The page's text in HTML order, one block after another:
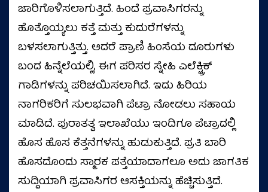
ಜಾರಿಗೊಳಿಸಲಾಗುತ್ತಿದೆ. ಹಿಂದೆ ಪ್ರವಾಸಿಗರನ್ನು
ಹೊತ್ತೊಯ್ಯಲು ಕತ್ತೆ ಮತ್ತು ಕುದುರೆಗಳನ್ನು
ಬಳಸಲಾಗುತ್ತಿತ್ತು. ಆದರೆ ಪ್ರಾಣಿ ಹಿಂಸೆಯ ದೂರುಗಳು
ಬಂದ ಹಿನ್ನೆಲೆಯಲ್ಲಿ, ಈಗ ಪರಿಸರ ಸ್ನೇಹಿ ಎಲೆಕ್ಟ್ರಿಕ್
ಗಾಡಿಗಳನ್ನು ಪರಿಚಯಿಸಲಾಗಿದೆ. ಇದು ಹಿರಿಯ
ನಾಗರಿಕರಿಗೆ ಸುಲಭವಾಗಿ ಪೆಟ್ರಾ ನೋಡಲು ಸಹಾಯ
ಮಾಡಿದೆ. ಪುರಾತತ್ವ ಇಲಾಖೆಯು ಇಂದಿಗೂ ಪೆಟ್ರಾದಲ್ಲಿ
ಹೊಸ ಹೊಸ ಕೆತ್ತನೆಗಳನ್ನು ಹುಡುಕುತ್ತಿದೆ. ಪ್ರತಿ ಬಾರಿ
ಹೊಸದೊಂದು ಸ್ಮಾರಕ ಪತ್ತೆಯಾದಾಗಲೂ ಅದು ಜಾಗತಿಕ
ಸುದ್ದಿಯಾಗಿ ಪ್ರವಾಸಿಗರ ಆಸಕ್ತಿಯನ್ನು ಹೆಚ್ಚಿಸುತ್ತಿದೆ.